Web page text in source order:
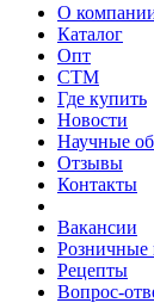
О
Каталог
Опт
СТМ
Где купить
Новости
Научные
Отзывы
Контакты
Вакансии
Розничные
Рецепты
Вопрос-